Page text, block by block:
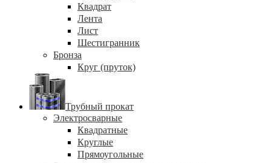
Квадрат
Лента
Лист
Шестигранник
Бронза
Круг (пруток)
Трубный прокат
Электросварные
Квадратные
Круглые
Прямоугольные